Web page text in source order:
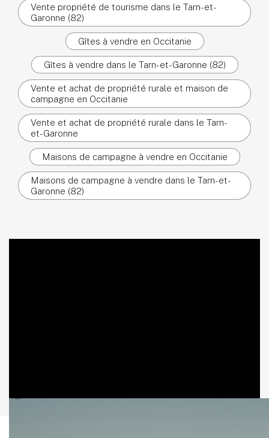
Vente propriété de tourisme dans le Tarn-et-
Garonne (82)
Gîtes à vendre en Occitanie
Gîtes à vendre dans le Tarn-et-Garonne (82)
Vente et achat de propriété rurale et maison de
campagne en Occitanie
Vente et achat de propriété rurale dans le Tarn-
et-Garonne
Maisons de campagne à vendre en Occitanie
Maisons de campagne à vendre dans le Tarn-et-
Garonne (82)